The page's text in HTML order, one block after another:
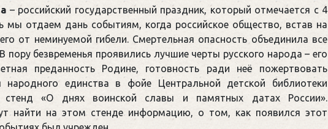
– российский государственный праздник, который отмечается с 4
мы отдаем дань событиям, когда российское общество, встав на
от неминуемой гибели. Смертельная опасность объединила все
пору безвременья проявились лучшие черты русского народа – его
преданность Родине, готовность ради неё пожертвовать
единства в фойе Центральной детской библиотеки
стенд «О днях воинской славы и памятных датах России».
найти на этом стенде информацию, о том, как появился этот